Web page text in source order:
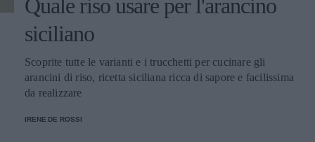
Quale riso usare per l'arancino
siciliano
Scoprite tutte le varianti e i trucchetti per cucinare gli
arancini di riso, ricetta siciliana ricca di sapore e facilissima
da realizzare
IRENE DE ROSSI